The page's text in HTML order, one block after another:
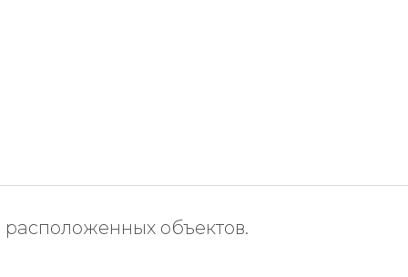
объектов.